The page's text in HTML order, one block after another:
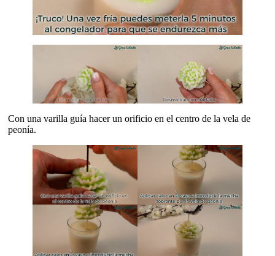
Con una varilla guía hacer un orificio en el centro de la vela de
peonía.